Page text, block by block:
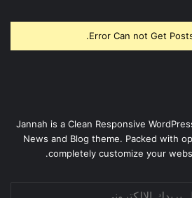
Error Can not Get
Jannah is a Clean Responsive
News and Blog theme. Packed with
completely customize your